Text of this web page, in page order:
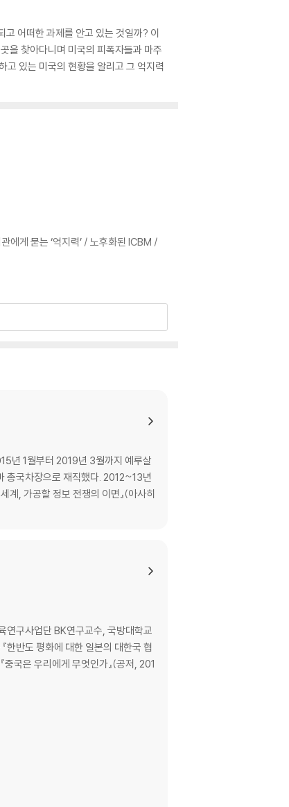
고 어떠한 과제를 안고 있는 것일까? 이
을 찾아다니며 미국의 피폭자들과 마주
고 있는 미국의 현황을 알리고 그 억지력
에게 묻는 ‘억지력’ / 노후화된 ICBM /
사 / B52의 현대화 계획, 100년간 의존
우선적 표적이 되는’ 기지 주변 주민들
력 유지비용 / 아시아로 이동하는 미국의
의 탈퇴 / ‘세계 최강의 핵전력’ / 신
핵무기금지조약 논의 불참은 ‘실수’ /
의 다시 결렬, 보이지 않는 일본의 역할
폭자 / “핵무기를 보유하지 않으면 자
년 1월부터 2019년 3월까지 예루살
총국차장으로 재직했다. 2012~13년
계, 가공할 정보 전쟁의 이면』(아사히
연구사업단 BK연구교수, 국방대학교
한반도 평화에 대한 일본의 대한국 협
국은 우리에게 무엇인가』(공저, 201